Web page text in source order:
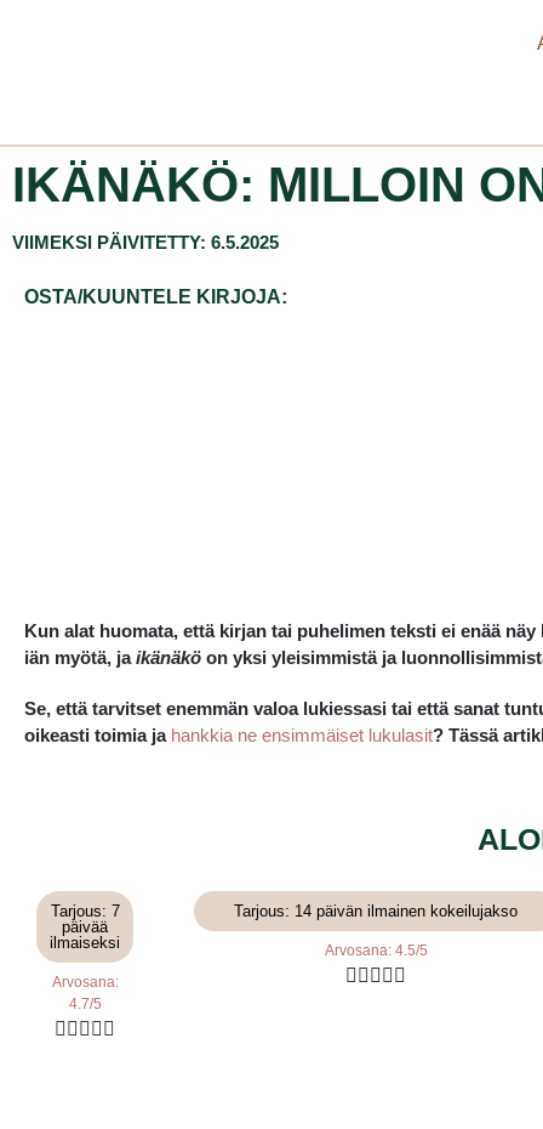
IKÄNÄKÖ: MILLOIN
VIIMEKSI PÄIVITETTY: 6.5.2025
OSTA/KUUNTELE KIRJOJA:
Kun alat huomata, että kirjan tai puhelimen teksti ei enää
iän myötä, jaikänäkö on yksi yleisimmistä ja
Se, että tarvitset enemmän valoa lukiessasi tai että sanat
oikeasti toimia ja hankkia ne ensimmäiset lukulasit? Tässä
Tarjous: 7
päivää
ilmaiseksi
Arvosana:
4.7/5
    
Tarjous: 14 päivän ilmainen kokeilujakso
Arvosana: 4.5/5
    